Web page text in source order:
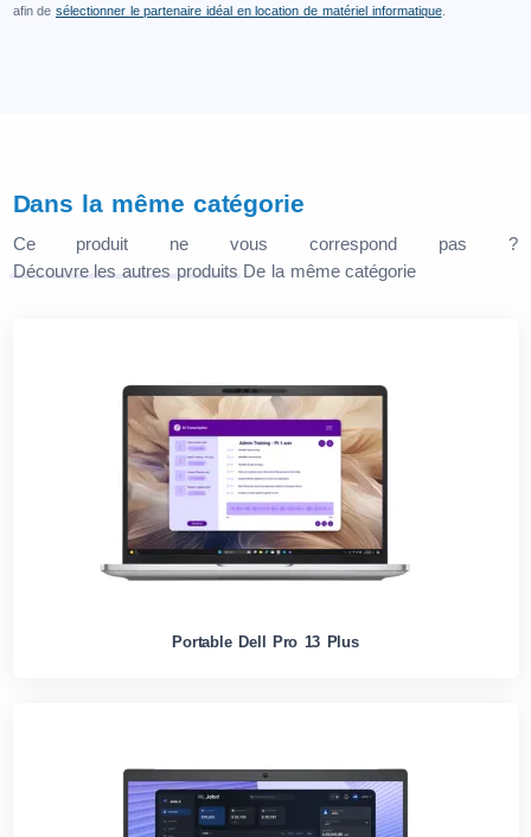
afin de sélectionner le partenaire idéal en location de matériel informatique.
Dans la même catégorie
Ce produit ne vous correspond pas ?
Découvre les autres produits De la même catégorie
Portable Dell Pro 13 Plus